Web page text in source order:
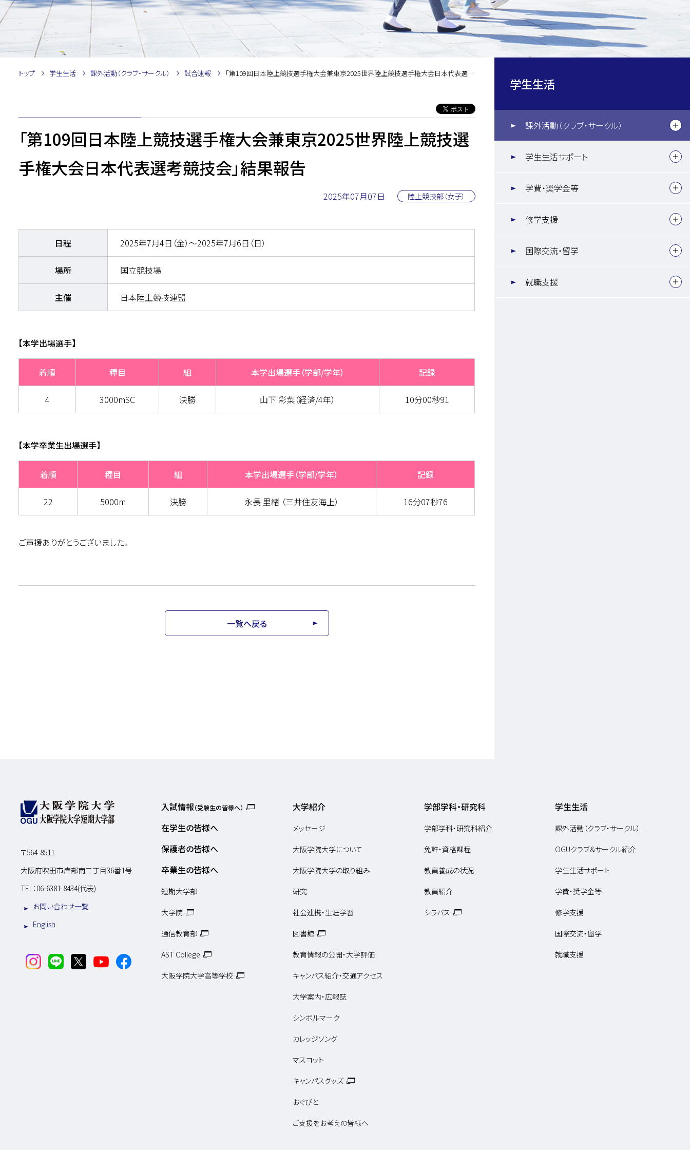
トップ 学生生活 課外活動（クラブ・サークル） 試合速報 「第109回日本陸上競技選手権大会兼東京2025世界陸上競技選手権大会日本代表選考競技会」結果報告
「第109回日本陸上競技選手権大会兼東京2025世界陸上競技選
手権大会日本代表選考競技会」結果報告
2025年07月07日 陸上競技部（女子）
日程 2025年7月4日（金）～2025年7月6日（日）
場所 国立競技場
主催 日本陸上競技連盟
【本学出場選手】
着順 種目 組 本学出場選手（学部/学年） 記録
4 3000mSC 決勝 山下 彩菜（経済/4年） 10分00秒91
【本学卒業生出場選手】
着順 種目 組 本学出場選手（学部/学年） 記録
22 5000m 決勝 永長 里緒 （三井住友海上） 16分07秒76
ご声援ありがとうございました。
一覧へ戻る
学生生活
課外活動（クラブ・サークル）
学生生活サポート
学費・奨学金等
修学支援
国際交流・留学
就職支援
〒564-8511
大阪府吹田市岸部南二丁目36番1号
TEL： 06-6381-8434(代表)
お問い合わせ一覧
English
入試情報（受験生の皆様へ）
在学生の皆様へ
保護者の皆様へ
卒業生の皆様へ
短期大学部
大学院
通信教育部
AST College
大阪学院大学高等学校
大学紹介
メッセージ
大阪学院大学について
大阪学院大学の取り組み
研究
社会連携・生涯学習
図書館
教育情報の公開・大学評価
キャンパス紹介・交通アクセス
大学案内・広報誌
シンボルマーク
カレッジソング
マスコット
キャンパスグッズ
おぐびと
ご支援をお考えの皆様へ
学部学科・研究科
学部学科・研究科紹介
免許・資格課程
教員養成の状況
教員紹介
シラバス
学生生活
課外活動（クラブ・サークル）
OGUクラブ＆サークル紹介
学生生活サポート
学費・奨学金等
修学支援
国際交流・留学
就職支援